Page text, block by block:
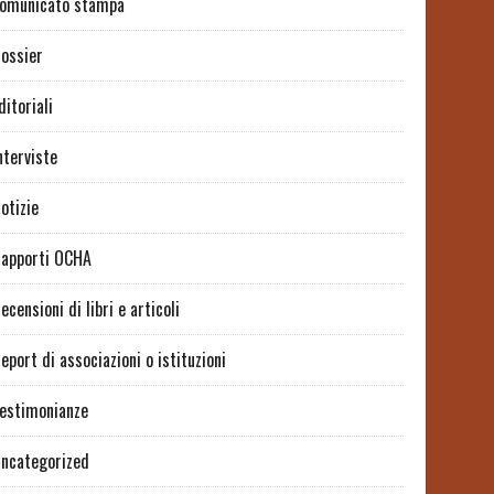
OCHA
di libri e articoli
di associazioni o istituzioni